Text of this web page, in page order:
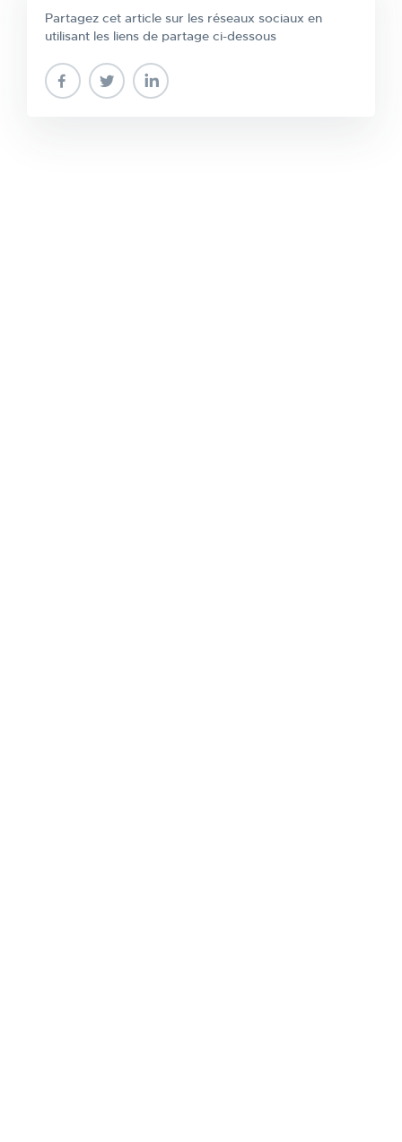
Partagez cet article sur les réseaux sociaux en
utilisant les liens de partage ci-dessous